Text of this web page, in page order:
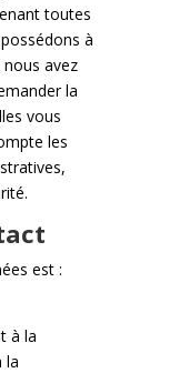
toutes
à
avez
la
vous
les
est :
à la
la